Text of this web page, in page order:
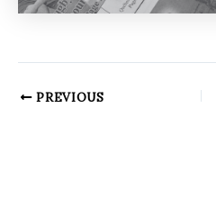
PREVIOUS